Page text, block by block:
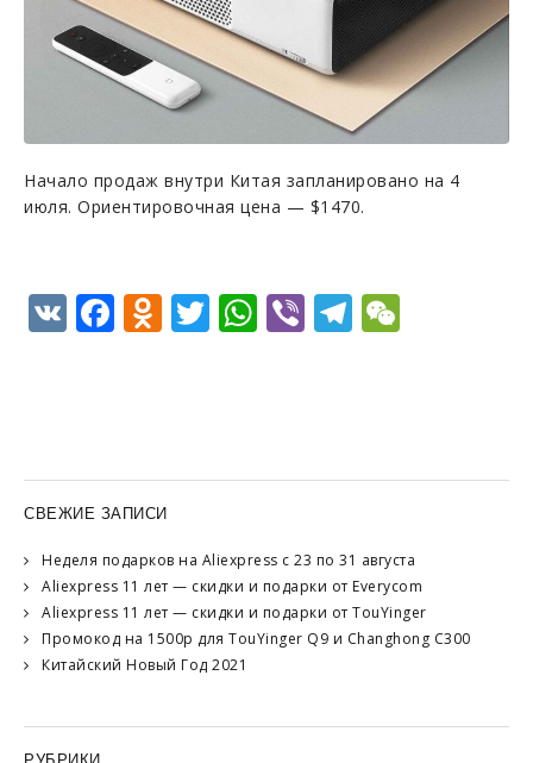
Начало продаж внутри Китая запланировано на 4
июля. Ориентировочная цена — $1470.
VKFacebook
Odnoklassniki
Twitter
WhatsApp
ViberTelegram
СВЕЖИЕ ЗАПИСИ
Неделя подарков на Aliexpress с 23 по 31 августа
Aliexpress 11 лет — скидки и подарки от Everycom
Aliexpress 11 лет — скидки и подарки от TouYinger
Промокод на 1500р для TouYinger Q9 и Changhong C300
Китайский Новый Год 2021